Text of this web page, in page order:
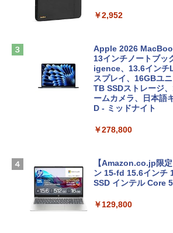
￥2,952
Apple 2026
13インチノートブ
igence、13.6イン
スプレイ、16GBユ
TB SSDストレージ
ームカメラ、日本語
D - ミッドナイト
￥278,800
【Amazon.co.jp限
ン 15-fd 15.6インチ
SSD インテル Core 5
￥129,800